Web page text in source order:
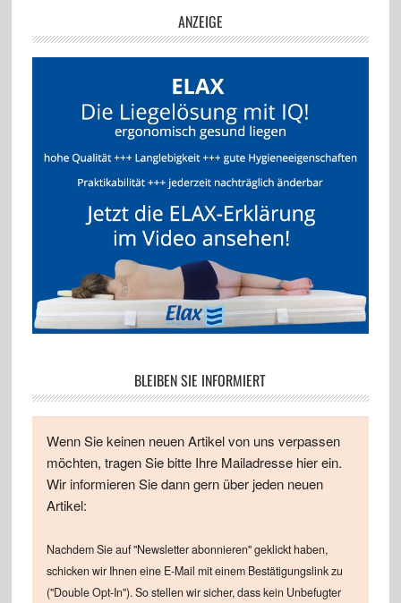
ANZEIGE
BLEIBEN SIE INFORMIERT
Wenn Sie keinen neuen Artikel von uns verpassen
möchten, tragen Sie bitte Ihre Mailadresse hier ein.
Wir informieren Sie dann gern über jeden neuen
Artikel:
Nachdem Sie auf "Newsletter abonnieren" geklickt haben,
schicken wir Ihnen eine E-Mail mit einem Bestätigungslink zu
("Double Opt-In"). So stellen wir sicher, dass kein Unbefugter